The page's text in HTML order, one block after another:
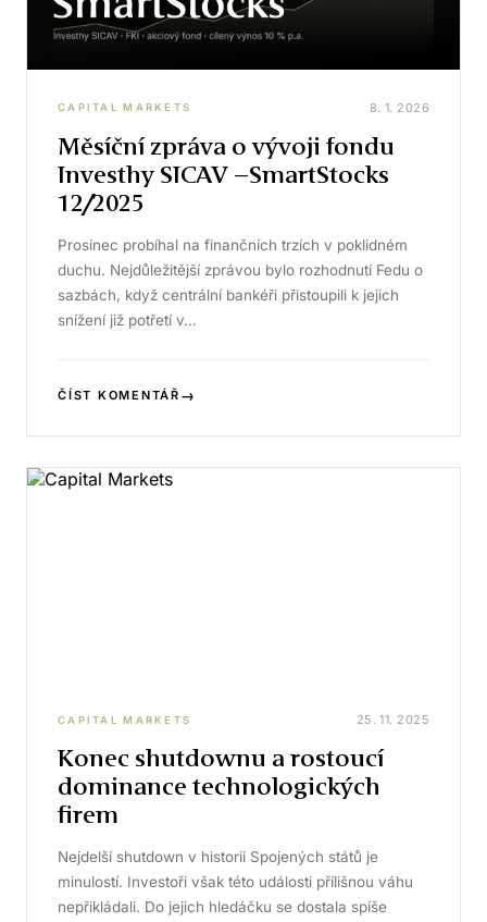
CAPITAL MARKETS 8. 1. 2026
Měsíční zpráva o vývoji fondu
Investhy SICAV –SmartStocks
12/2025
Prosinec probíhal na finančních trzích v poklidném
duchu. Nejdůležitější zprávou bylo rozhodnutí Fedu o
sazbách, když centrální bankéři přistoupili k jejich
snížení již potřetí v…
ČÍST KOMENTÁŘ →
CAPITAL MARKETS 25. 11. 2025
Konec shutdownu a rostoucí
dominance technologických
firem
Nejdelší shutdown v historii Spojených států je
minulostí. Investoři však této události přílišnou váhu
nepřikládali. Do jejich hledáčku se dostala spíše